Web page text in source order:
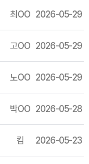
최OO 2026-05-29
고OO 2026-05-29
노OO 2026-05-29
박OO 2026-05-28
킴 2026-05-23